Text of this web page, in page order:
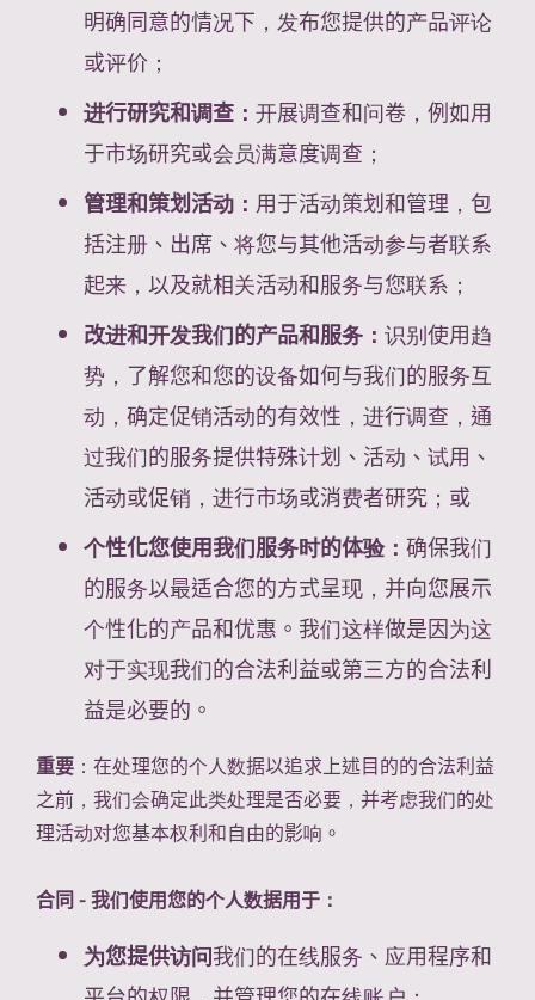
明确同意的情况下，发布您提供的产品评论
或评价；
进行研究和调查： 开展调查和问卷，例如用
于市场研究或会员满意度调查；
管理和策划活动： 用于活动策划和管理，包
括注册、出席、将您与其他活动参与者联系
起来，以及就相关活动和服务与您联系；
改进和开发我们的产品和服务： 识别使用趋
势，了解您和您的设备如何与我们的服务互
动，确定促销活动的有效性，进行调查，通
过我们的服务提供特殊计划、活动、试用、
活动或促销，进行市场或消费者研究；或
个性化您使用我们服务时的体验： 确保我们
的服务以最适合您的方式呈现，并向您展示
个性化的产品和优惠。我们这样做是因为这
对于实现我们的合法利益或第三方的合法利
益是必要的。
重要 ：在处理您的个人数据以追求上述目的的合法利益
之前，我们会确定此类处理是否必要，并考虑我们的处
理活动对您基本权利和自由的影响。
合同 - 我们使用您的个人数据用于：
为您提供访问我们的在线服务、应用程序和